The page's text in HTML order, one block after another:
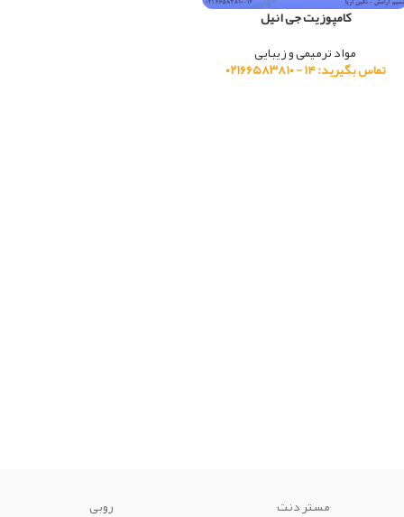
کامپوزیت جی انیل
مواد ترمیمی و زیبایی
تماس بگیرید: ۱۴ - ۰۲۱۶۶۵۸۳۸۱۰
مستر دنت روبی